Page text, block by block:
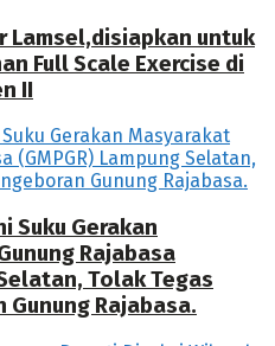
Lamsel,disiapkan untuk
Full Scale Exercise di
II
Suku Gerakan
Rajabasa
Tolak Tegas
Gunung Rajabasa.